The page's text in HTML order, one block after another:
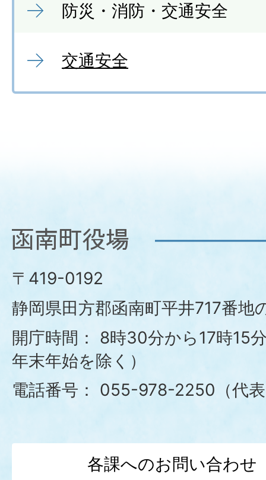
防災・消防・交通安全
交通安全
函
南
町
役
場
〒419-0192
静岡県田方郡函南町平井717番地
開庁時間：
8時30分から17時15
年末年始を除く）
電話番号：
055-978-2250（代
各課へのお問い合わせ